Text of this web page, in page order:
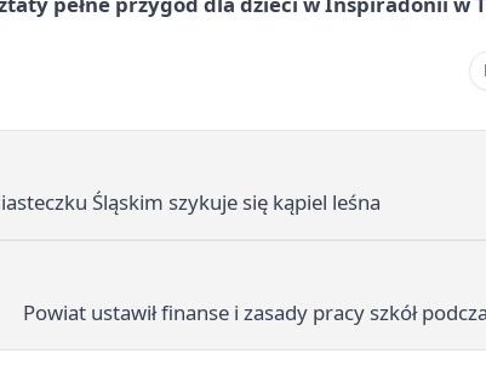
Śląskim szykuje się kąpiel leśna
Powiat ustawił finanse i zasady pracy szkół